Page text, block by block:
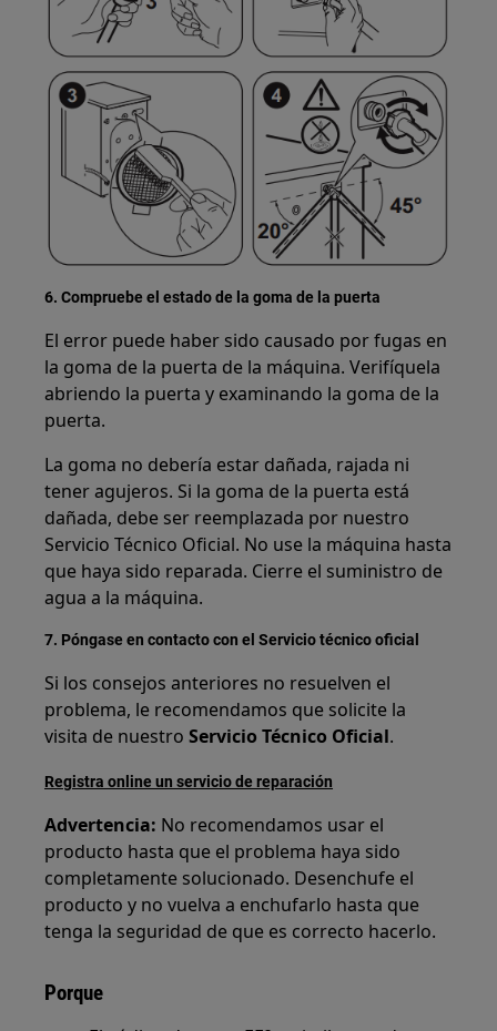
6. Compruebe el estado de la goma de la puerta
El error puede haber sido causado por fugas en
la goma de la puerta de la máquina. Verifíquela
abriendo la puerta y examinando la goma de la
puerta.
La goma no debería estar dañada, rajada ni
tener agujeros. Si la goma de la puerta está
dañada, debe ser reemplazada por nuestro
Servicio Técnico Oficial. No use la máquina hasta
que haya sido reparada. Cierre el suministro de
agua a la máquina.
7. Póngase en contacto con el Servicio técnico oficial
Si los consejos anteriores no resuelven el
problema, le recomendamos que solicite la
visita de nuestroServicio Técnico Oficial.
Registra online un servicio de reparación
Advertencia: No recomendamos usar el
producto hasta que el problema haya sido
completamente solucionado. Desenchufe el
producto y no vuelva a enchufarlo hasta que
tenga la seguridad de que es correcto hacerlo.
Porque